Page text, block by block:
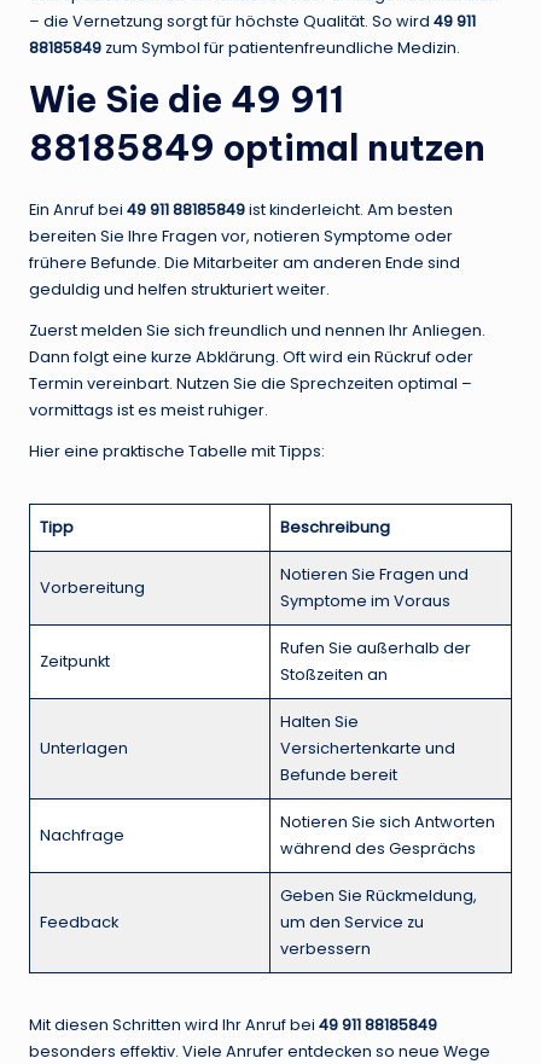
– die Vernetzung sorgt für höchste Qualität. So wird 49 911
88185849 zum Symbol für patientenfreundliche Medizin.
Wie Sie die 49 911
88185849 optimal nutzen
Ein Anruf bei 49 911 88185849ist kinderleicht. Am besten
bereiten Sie Ihre Fragen vor, notieren Symptome oder
frühere Befunde. Die Mitarbeiter am anderen Ende sind
geduldig und helfen strukturiert weiter.
Zuerst melden Sie sich freundlich und nennen Ihr Anliegen.
Dann folgt eine kurze Abklärung. Oft wird ein Rückruf oder
Termin vereinbart. Nutzen Sie die Sprechzeiten optimal –
vormittags ist es meist ruhiger.
Hier eine praktische Tabelle mit Tipps:
Tipp Beschreibung
Vorbereitung
Notieren Sie Fragen und
Symptome im Voraus
Zeitpunkt
Rufen Sie außerhalb der
Stoßzeiten an
Unterlagen
Halten Sie
Versichertenkarte und
Befunde bereit
Nachfrage
Notieren Sie sich Antworten
während des Gesprächs
Feedback
Geben Sie Rückmeldung,
um den Service zu
verbessern
Mit diesen Schritten wird Ihr Anruf bei 49 911 88185849
besonders effektiv. Viele Anrufer entdecken so neue Wege